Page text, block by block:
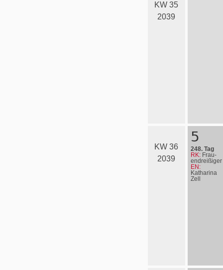
KW 35
2039
KW 36
2039
5
248. Tag
RK: Frau­
en­drei­ßi­ger
EN:
Katharina
Zell